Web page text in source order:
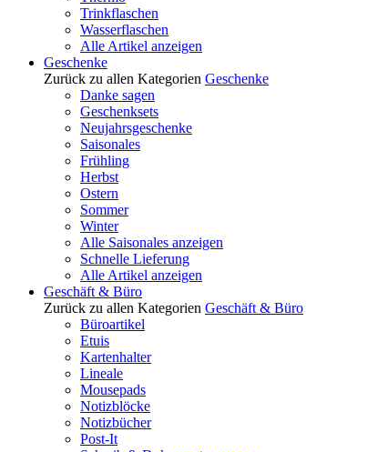
Trinkflaschen
Wasserflaschen
Alle Artikel anzeigen
Geschenke
Zurück zu allen Kategorien Geschenke
Danke sagen
Geschenksets
Neujahrsgeschenke
Saisonales
Frühling
Herbst
Ostern
Sommer
Winter
Alle Saisonales anzeigen
Schnelle Lieferung
Alle Artikel anzeigen
Geschäft & Büro
Zurück zu allen Kategorien Geschäft & Büro
Büroartikel
Etuis
Kartenhalter
Lineale
Mousepads
Notizblöcke
Notizbücher
Post-It